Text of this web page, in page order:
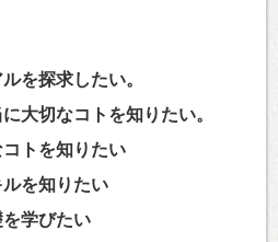
を探求したい。
大切なコトを知りたい。
コトを知りたい
ルを知りたい
を学びたい